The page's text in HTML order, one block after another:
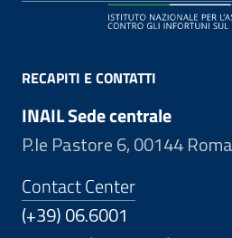
RECAPITI E CONTATTI
INAIL Sede centrale
P.le Pastore 6, 00144
Contact Center
(+39) 06.6001